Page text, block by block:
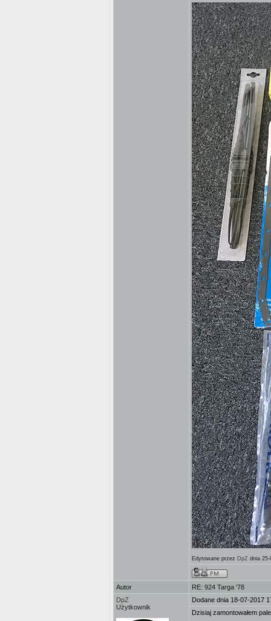
Edytowane przez DpZ dnia 25-
Autor
RE: 924 Targa '78
DpZ
Użytkownik
Dodane dnia 18-07-2017
Dzisiaj zamontowałem